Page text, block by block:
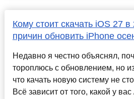
Кому стоит скачать iOS 27
причин обновить iPhone
Недавно я честно объяснял,
тороплюсь с обновлением, но из
что качать новую систему не
Всё зависит от того, какой у